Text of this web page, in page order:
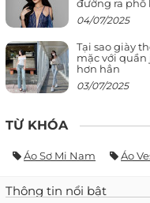
đường ra phố
04/07/2025
Tại sao giày
mặc với quần
hơn hẳn
03/07/2025
TỪ KHÓA
Áo Sơ Mi Nam Áo
Thông tin nổi bật